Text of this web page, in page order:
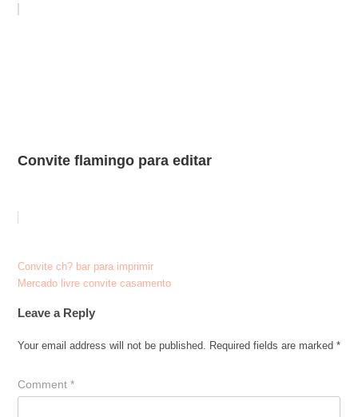
Convite flamingo para editar
Post
Convite ch? bar para imprimir
Mercado livre convite casamento
Leave a Reply
Your email address will not be published. Required fields are marked *
Comment *